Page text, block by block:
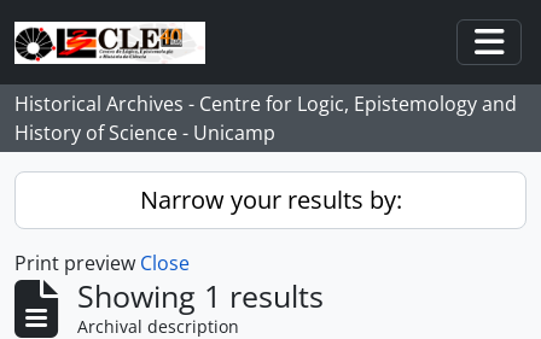
Skip to main content
Historical Archives - Centre for Logic, Epistemology and
History of Science - Unicamp
Narrow your results by:
Print preview Close
Showing 1 results
Archival description